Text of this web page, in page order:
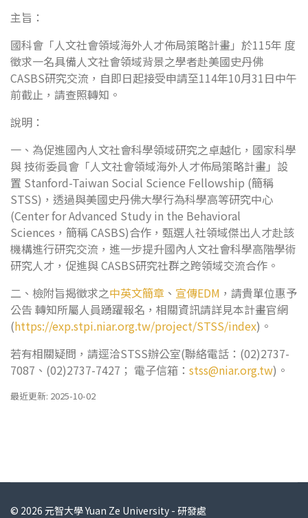
主旨：
國科會「人文社會領域海外人才佈局策略計畫」於115年 度
徵求一名具備人文社會領域背景之學者赴美國史丹佛
CASBS研究交流，自即日起接受申請至114年10月31日中午
前截止，請查照轉知。
說明：
一、為促進國內人文社會科學領域研究之卓越化，國家科學
與 技術委員會「人文社會領域海外人才佈局策略計畫」設
置 Stanford-Taiwan Social Science Fellowship (簡稱
STSS)，透過與美國史丹佛大學行為科學高等研究中心
(Center for Advanced Study in the Behavioral
Sciences，簡稱 CASBS)合作，甄選人社領域傑出人才赴該
機構進行研究交流，進一步提升國內人文社會科學高階學術
研究人才，促進與 CASBS研究社群之跨領域交流合作。
二、檢附旨揭徵求之中英文簡章 、 宣傳EDM ，請貴單位惠予
公告 轉知所屬人員踴躍報名，相關資訊請詳見本計畫官網
(https://exp.stpi.niar.org.tw/project/STSS/index)。
若有相關疑問，請逕洽STSS辦公室(聯絡電話：(02)2737-
7087、(02)2737-7427； 電子信箱： stss@niar.org.tw)。
最近更新: 2025-10-02
© 2026 元智大學 Yuan Ze University - 研發處